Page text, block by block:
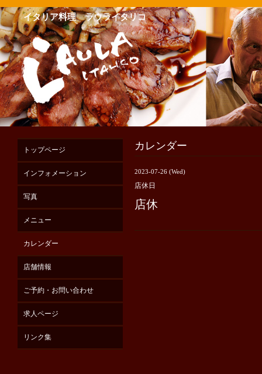
イタリア料理 ラウライタリコ
カレンダー
2023-07-26 (Wed)
店休日
店休
トップページ
インフォメーション
写真
メニュー
カレンダー
店舗情報
ご予約・お問い合わせ
求人ページ
リンク集